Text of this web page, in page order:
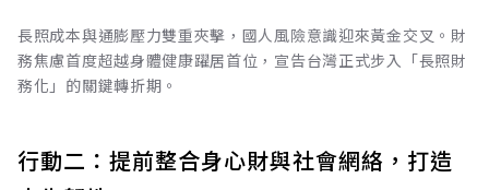
長照成本與通膨壓力雙重夾擊，國人風險意識迎來黃金交叉。財
務焦慮首度超越身體健康躍居首位，宣告台灣正式步入「長照財
務化」的關鍵轉折期。
行動二：提前整合身心財與社會網絡，打造